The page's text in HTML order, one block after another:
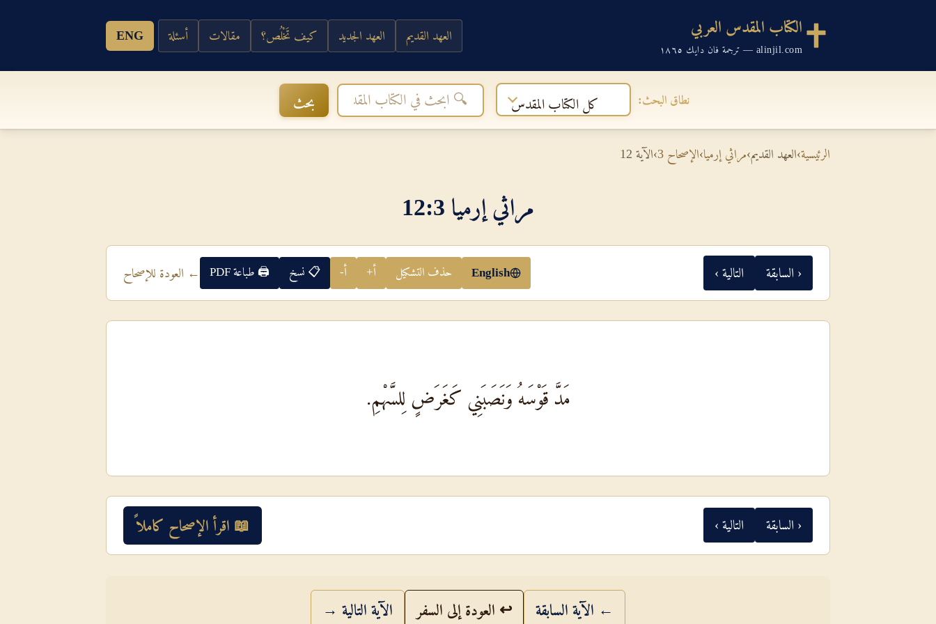
الكتاب المقدس العربي
alinjil.com — ترجمة فان دايك ١٨٦٥
العهد القديم العهد الجديد كيف تَخْلُص؟ مقالات أسئلة ENG
نطاق البحث: كل الكتاب المقدس بحث
الرئيسية›العهد القديم›مراثي إرميا›الإصحاح 3 ›الآية 12
مراثي إرميا 3‏:‏12
‹ السابقة التالية › English حذف التشكيل أ+ أ- 📋 نسخ 🖨 طباعة PDF ← العودة للإصحاح
مَدَّ قَوْسَهُ وَنَصَبَنِي كَغَرَضٍ لِلسَّهْمِ.
‹ السابقة التالية › 📖 اقرأ الإصحاح كاملاً
← الآية السابقة ↩ العودة إلى السفر الآية التالية →